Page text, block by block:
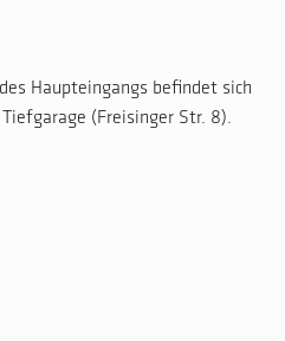
Haupteingangs befindet sich
(Freisinger Str. 8).